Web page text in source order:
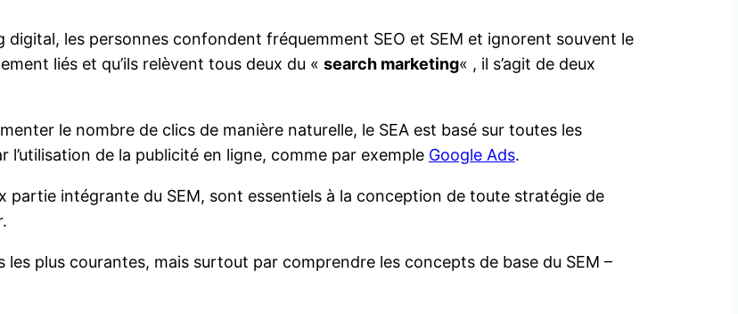
les personnes confondent fréquemment SEO et SEM et ignorent souvent le
liés et qu’ils relèvent tous deux du « search marketing« , il s’agit de deux
le nombre de clics de manière naturelle, le SEA est basé sur toutes les
de la publicité en ligne, comme par exemple Google Ads.
partie intégrante du SEM, sont essentiels à la conception de toute stratégie de
plus courantes, mais surtout par comprendre les concepts de base du SEM –